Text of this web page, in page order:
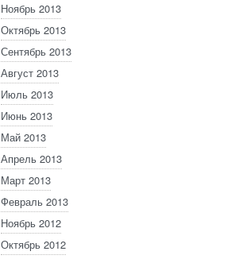
Ноябрь 2013
Октябрь 2013
Сентябрь 2013
Август 2013
Июль 2013
Июнь 2013
Май 2013
Апрель 2013
Март 2013
Февраль 2013
Ноябрь 2012
Октябрь 2012